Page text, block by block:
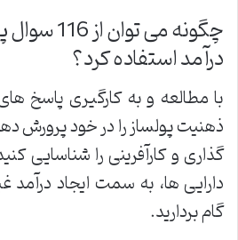
چگونه می
درآمد استفاده کرد؟
با مطالعه و به کارگیری پاسخ
ذهنیت پولساز را در خود پرورش
گذاری و کارآفرینی را شناسایی
دارایی ها، به سمت ایجاد درآمد
گام بردارید.